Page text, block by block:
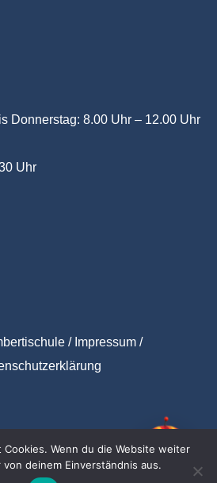
Donnerstag: 8.00 Uhr – 12.00 Uhr
Uhr
bertischule / Impressum/
tzerklärung
Cookies. Wenn du die Website weiter
deinem Einverständnis aus.